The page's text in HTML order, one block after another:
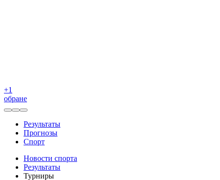
+1
обране
Результаты
Прогнозы
Спорт
Новости спорта
Результаты
Турниры